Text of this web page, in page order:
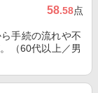
58.58点
手続の流れや不
（60代以上／男